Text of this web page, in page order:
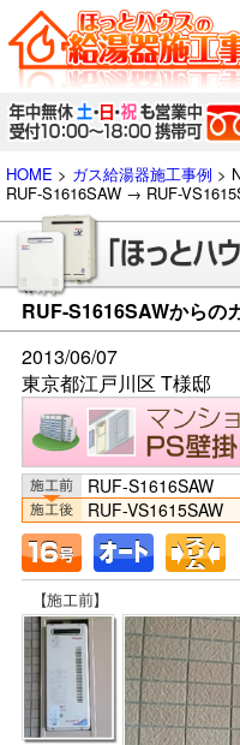
HOME > ガス給湯器施工事例 >
RUF-S1616SAW → RUF-
RUF-S1616SAWからの
2013/06/07
東京都江戸川区 T様邸
RUF-S1616SAW
RUF-VS1615SAW